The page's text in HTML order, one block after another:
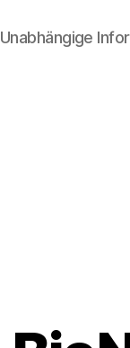
Unabhängige